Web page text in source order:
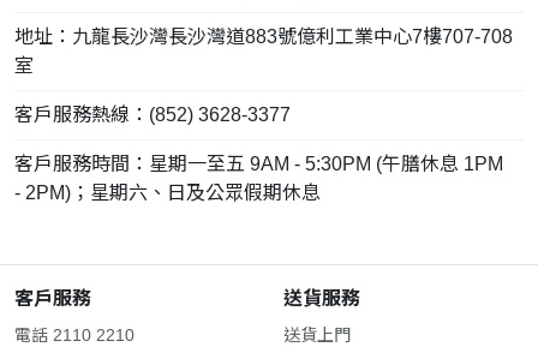
地址：九龍長沙灣長沙灣道883號億利工業中心7樓707-708
室
客戶服務熱線：(852) 3628-3377
客戶服務時間：星期一至五 9AM - 5:30PM (午膳休息 1PM
- 2PM)；星期六、日及公眾假期休息
客戶服務
電話 2110 2210
送貨服務
送貨上門